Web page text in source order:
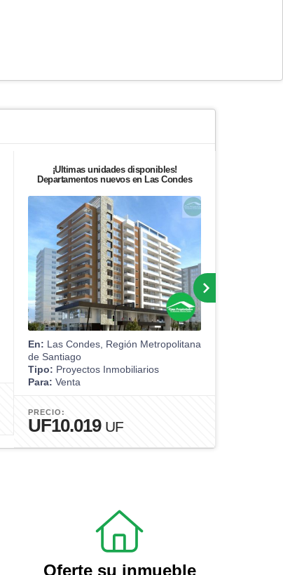
¡Últimas unidades disponibles!
Departamentos nuevos en Las Condes
En: Las Condes, Región Metropolitana
de Santiago
Tipo: Proyectos Inmobiliarios
Para: Venta
PRECIO:
UF10.019 UF
Oferte su inmueble